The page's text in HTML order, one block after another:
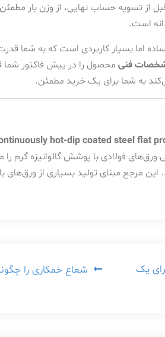
تسویه حساب نهایی، از وزن بار
است.
اما بسیار کاربردی است که به شما
فنی محصول را در پیش فاکتور شما
به شما برای یک خرید مطمئن.
hot-dip coated steel flat
ورق‌های فولادی با پوشش گالوانیزه
مرجع مبنای تولید بسیاری از
شعاع خمکاری را
یک